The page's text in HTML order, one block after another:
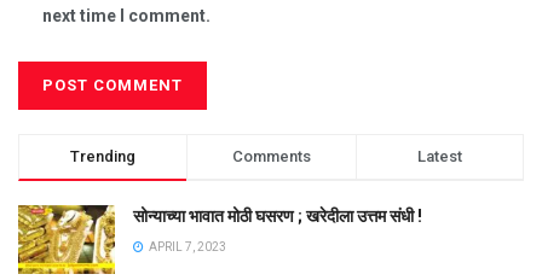
next time I comment.
Trending Comments Latest
सोन्याच्या भावात मोठी घसरण ; खरेदीला उत्तम संधी !
APRIL 7, 2023